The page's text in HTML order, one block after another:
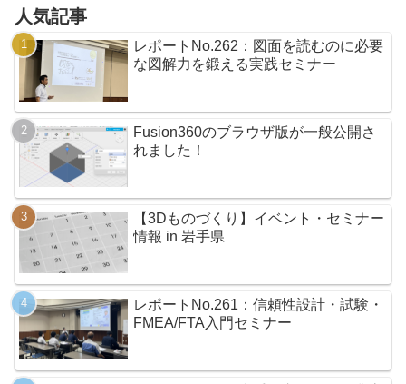
人気記事
レポートNo.262：図面を読むのに必要
な図解力を鍛える実践セミナー
Fusion360のブラウザ版が一般公開さ
れました！
【3Dものづくり】イベント・セミナー
情報 in 岩手県
レポートNo.261：信頼性設計・試験・
FMEA/FTA入門セミナー